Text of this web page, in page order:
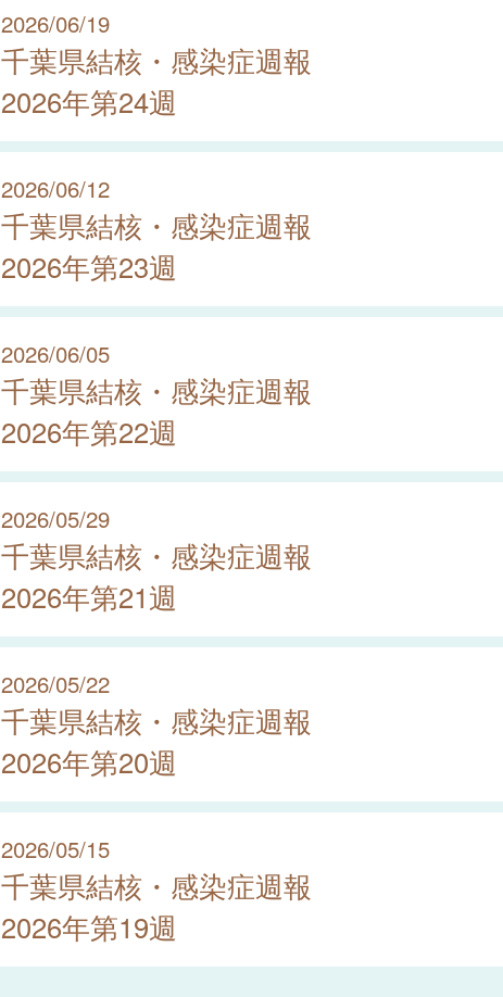
2026/06/19
千葉県結核・感染症週報
2026年第24週
2026/06/12
千葉県結核・感染症週報
2026年第23週
2026/06/05
千葉県結核・感染症週報
2026年第22週
2026/05/29
千葉県結核・感染症週報
2026年第21週
2026/05/22
千葉県結核・感染症週報
2026年第20週
2026/05/15
千葉県結核・感染症週報
2026年第19週